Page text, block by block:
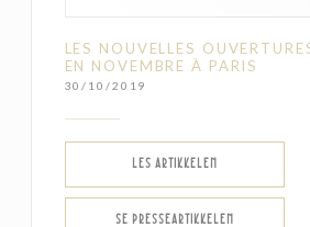
LES NOUVELLES
EN NOVEMBRE À PARIS
30/10/2019
LES ARTIKKELEN
SE PRESSEARTIKKELEN